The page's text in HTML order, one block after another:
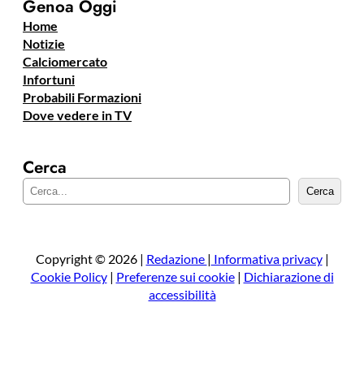
Genoa Oggi
Home
Notizie
Calciomercato
Infortuni
Probabili Formazioni
Dove vedere in TV
Cerca
e
a
Cerca
Copyright © 2026 | Redazione | Informativa privacy|
Cookie Policy| Preferenze sui cookie| Dichiarazione di
accessibilità